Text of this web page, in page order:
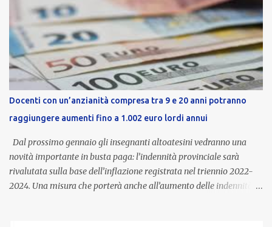
Docenti con un’anzianità compresa tra 9 e 20 anni potranno
raggiungere aumenti fino a 1.002 euro lordi annui
Dal prossimo gennaio gli insegnanti altoatesini vedranno una
novità importante in busta paga: l’indennità provinciale sarà
rivalutata sulla base dell’inflazione registrata nel triennio 2022-
2024. Una misura che porterà anche all’aumento delle indennità di